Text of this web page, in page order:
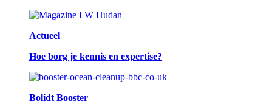
Actueel
Hoe borg je kennis en expertise?
Bolidt Booster